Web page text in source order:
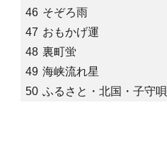
46 そぞろ雨
47 おもかげ運
48 裏町蛍
49 海峡流れ星
50 ふるさと・北国・子守唄